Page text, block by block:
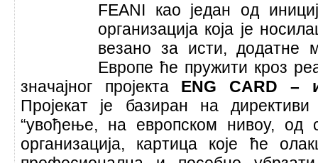
FEANI као један од
организација која је
везано за исти, додатне
Европе ће пружити кроз
значајног пројекта ENG CARD –
Пројекат је базиран на
“увођење, на европском нивоу, од
организација, картица које ће